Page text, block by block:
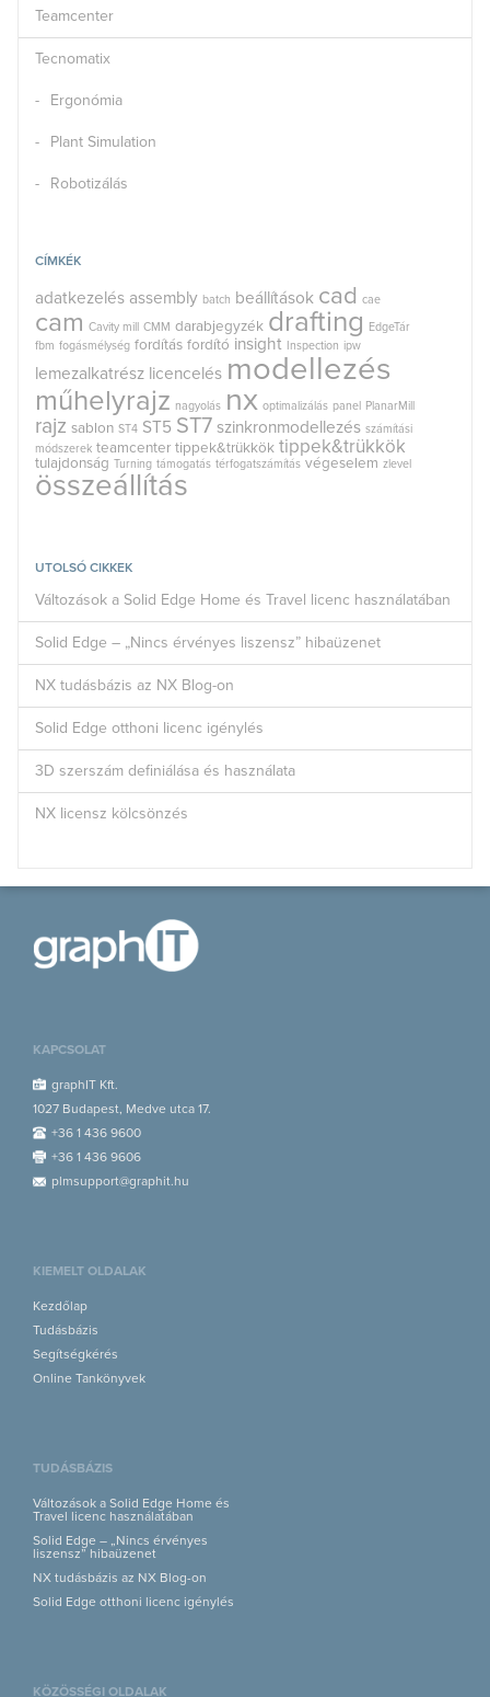
Teamcenter
Tecnomatix
Ergonómia
Plant Simulation
Robotizálás
CÍMKÉK
adatkezelés assembly batch beállítások cad cae
cam Cavity mill CMM darabjegyzék drafting EdgeTár
fbm fogásmélység fordítás fordító insight Inspection ipw
lemezalkatrész licencelés modellezés
műhelyrajz nagyolás nx optimalizálás panel PlanarMill
rajz sablon ST4 ST5 ST7 szinkronmodellezés számítási
módszerek teamcenter tippek&trükkök tippek&trükkök
tulajdonság Turning támogatás térfogatszámítás végeselem zlevel
összeállítás
UTOLSÓ CIKKEK
Változások a Solid Edge Home és Travel licenc használatában
Solid Edge – „Nincs érvényes liszensz” hibaüzenet
NX tudásbázis az NX Blog-on
Solid Edge otthoni licenc igénylés
3D szerszám definiálása és használata
NX licensz kölcsönzés
KAPCSOLAT
graphIT Kft.
1027 Budapest, Medve utca 17.
+36 1 436 9600
+36 1 436 9606
plmsupport@graphit.hu
KIEMELT OLDALAK
Kezdőlap
Tudásbázis
Segítségkérés
Online Tankönyvek
TUDÁSBÁZIS
Változások a Solid Edge Home és
Travel licenc használatában
Solid Edge – „Nincs érvényes
liszensz” hibaüzenet
NX tudásbázis az NX Blog-on
Solid Edge otthoni licenc igénylés
KÖZÖSSÉGI OLDALAK